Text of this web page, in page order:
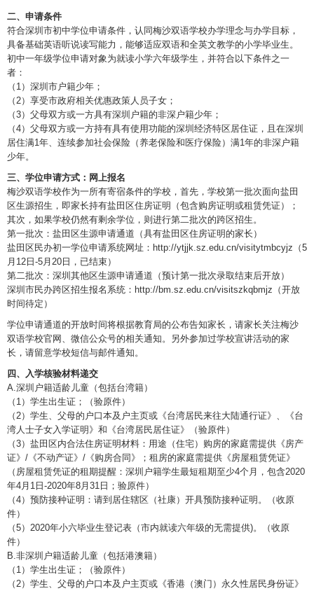
二、申请条件
符合深圳市初中学位申请条件，认同梅沙双语学校办学理念与办学目标，
具备基础英语听说读写能力，能够适应双语和全英文教学的小学毕业生。
初中一年级学位申请对象为就读小学六年级学生，并符合以下条件之一
者：
（1）深圳市户籍少年；
（2）享受市政府相关优惠政策人员子女；
（3）父母双方或一方具有深圳户籍的非深户籍少年；
（4）父母双方或一方持有具有使用功能的深圳经济特区居住证，且在深圳
居住满1年、连续参加社会保险（养老保险和医疗保险）满1年的非深户籍
少年。
三、学位申请方式：网上报名
梅沙双语学校作为一所有寄宿条件的学校，首先，学校第一批次面向盐田
区生源招生，即家长持有盐田区住房证明（包含购房证明或租赁凭证）；
其次，如果学校仍然有剩余学位，则进行第二批次的跨区招生。
第一批次：盐田区生源申请通道（具有盐田区住房证明的家长）
盐田区民办初一学位申请系统网址：http://ytjjk.sz.edu.cn/visitytmbcyjz（5
月12日-5月20日，已结束）
第二批次：深圳其他区生源申请通道（预计第一批次录取结束后开放）
深圳市民办跨区招生报名系统：http://bm.sz.edu.cn/visitszkqbmjz（开放
时间待定）
学位申请通道的开放时间将根据教育局的公布告知家长，请家长关注梅沙
双语学校官网、微信公众号的相关通知。另外参加过学校宣讲活动的家
长，请留意学校短信与邮件通知。
四、入学核验材料递交
A.深圳户籍适龄儿童（包括台湾籍）
（1）学生出生证；（验原件）
（2）学生、父母的户口本及户主页或《台湾居民来往大陆通行证》、《台
湾人士子女入学证明》和《台湾居民居住证》（验原件）
（3）盐田区内合法住房证明材料：用途（住宅）购房的家庭需提供《房产
证》/《不动产证》/《购房合同》；租房的家庭需提供《房屋租赁凭证》
（房屋租赁凭证的租期提醒：深圳户籍学生最短租期至少4个月，包含2020
年4月1日-2020年8月31日；验原件）
（4）预防接种证明：请到居住辖区（社康）开具预防接种证明。（收原
件）
（5）2020年小六毕业生登记表（市内就读六年级的无需提供)。（收原
件）
B.非深圳户籍适龄儿童（包括港澳籍）
（1）学生出生证；（验原件）
（2）学生、父母的户口本及户主页或《香港（澳门）永久性居民身份证》